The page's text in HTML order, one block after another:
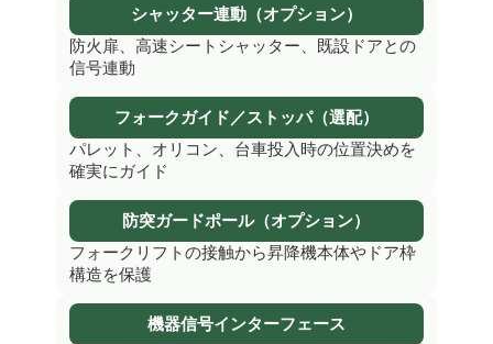
シャッター連動（オプション）
防火扉、高速シートシャッター、既設ドアとの
信号連動
フォークガイド／ストッパ（選配）
パレット、オリコン、台車投入時の位置決めを
確実にガイド
防突ガードポール（オプション）
フォークリフトの接触から昇降機本体やドア枠
構造を保護
機器信号インターフェース